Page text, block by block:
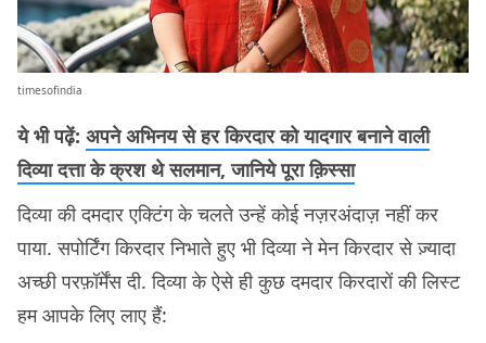
timesofindia
ये भी पढ़ें: अपने अभिनय से हर किरदार को यादगार बनाने वाली
दिव्या दत्ता के क्रश थे सलमान, जानिये पूरा क़िस्सा
दिव्या की दमदार एक्टिंग के चलते उन्हें कोई नज़रअंदाज़ नहीं कर
पाया. सपोर्टिंग किरदार निभाते हुए भी दिव्या ने मेन किरदार से ज़्यादा
अच्छी परफ़ॉर्मेंस दी. दिव्या के ऐसे ही कुछ दमदार किरदारों की लिस्ट
हम आपके लिए लाए हैं: